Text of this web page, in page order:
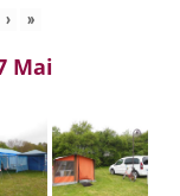
› »
Mai